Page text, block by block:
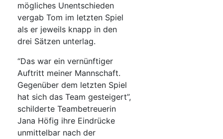
mögliches Unentschieden
vergab Tom im letzten Spiel
als er jeweils knapp in den
drei Sätzen unterlag.
“Das war ein vernünftiger
Auftritt meiner Mannschaft.
Gegenüber dem letzten Spiel
hat sich das Team gesteigert”,
schilderte Teambetreuerin
Jana Höfig ihre Eindrücke
unmittelbar nach der